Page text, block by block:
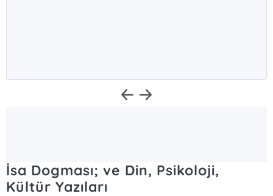
İsa Dogması; ve Din, Psikoloji,
Kültür Yazıları